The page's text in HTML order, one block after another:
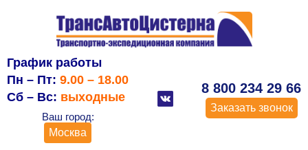
График работы
Пн – Пт: 9.00 – 18.00
Сб – Вс: выходные
Ваш город:
Москва
8 800 234 29 66
Заказать звонок